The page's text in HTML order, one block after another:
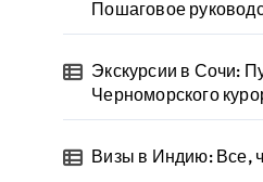
Пошаговое
Экскурсии в Сочи:
Черноморского
Визы в Индию: Все,